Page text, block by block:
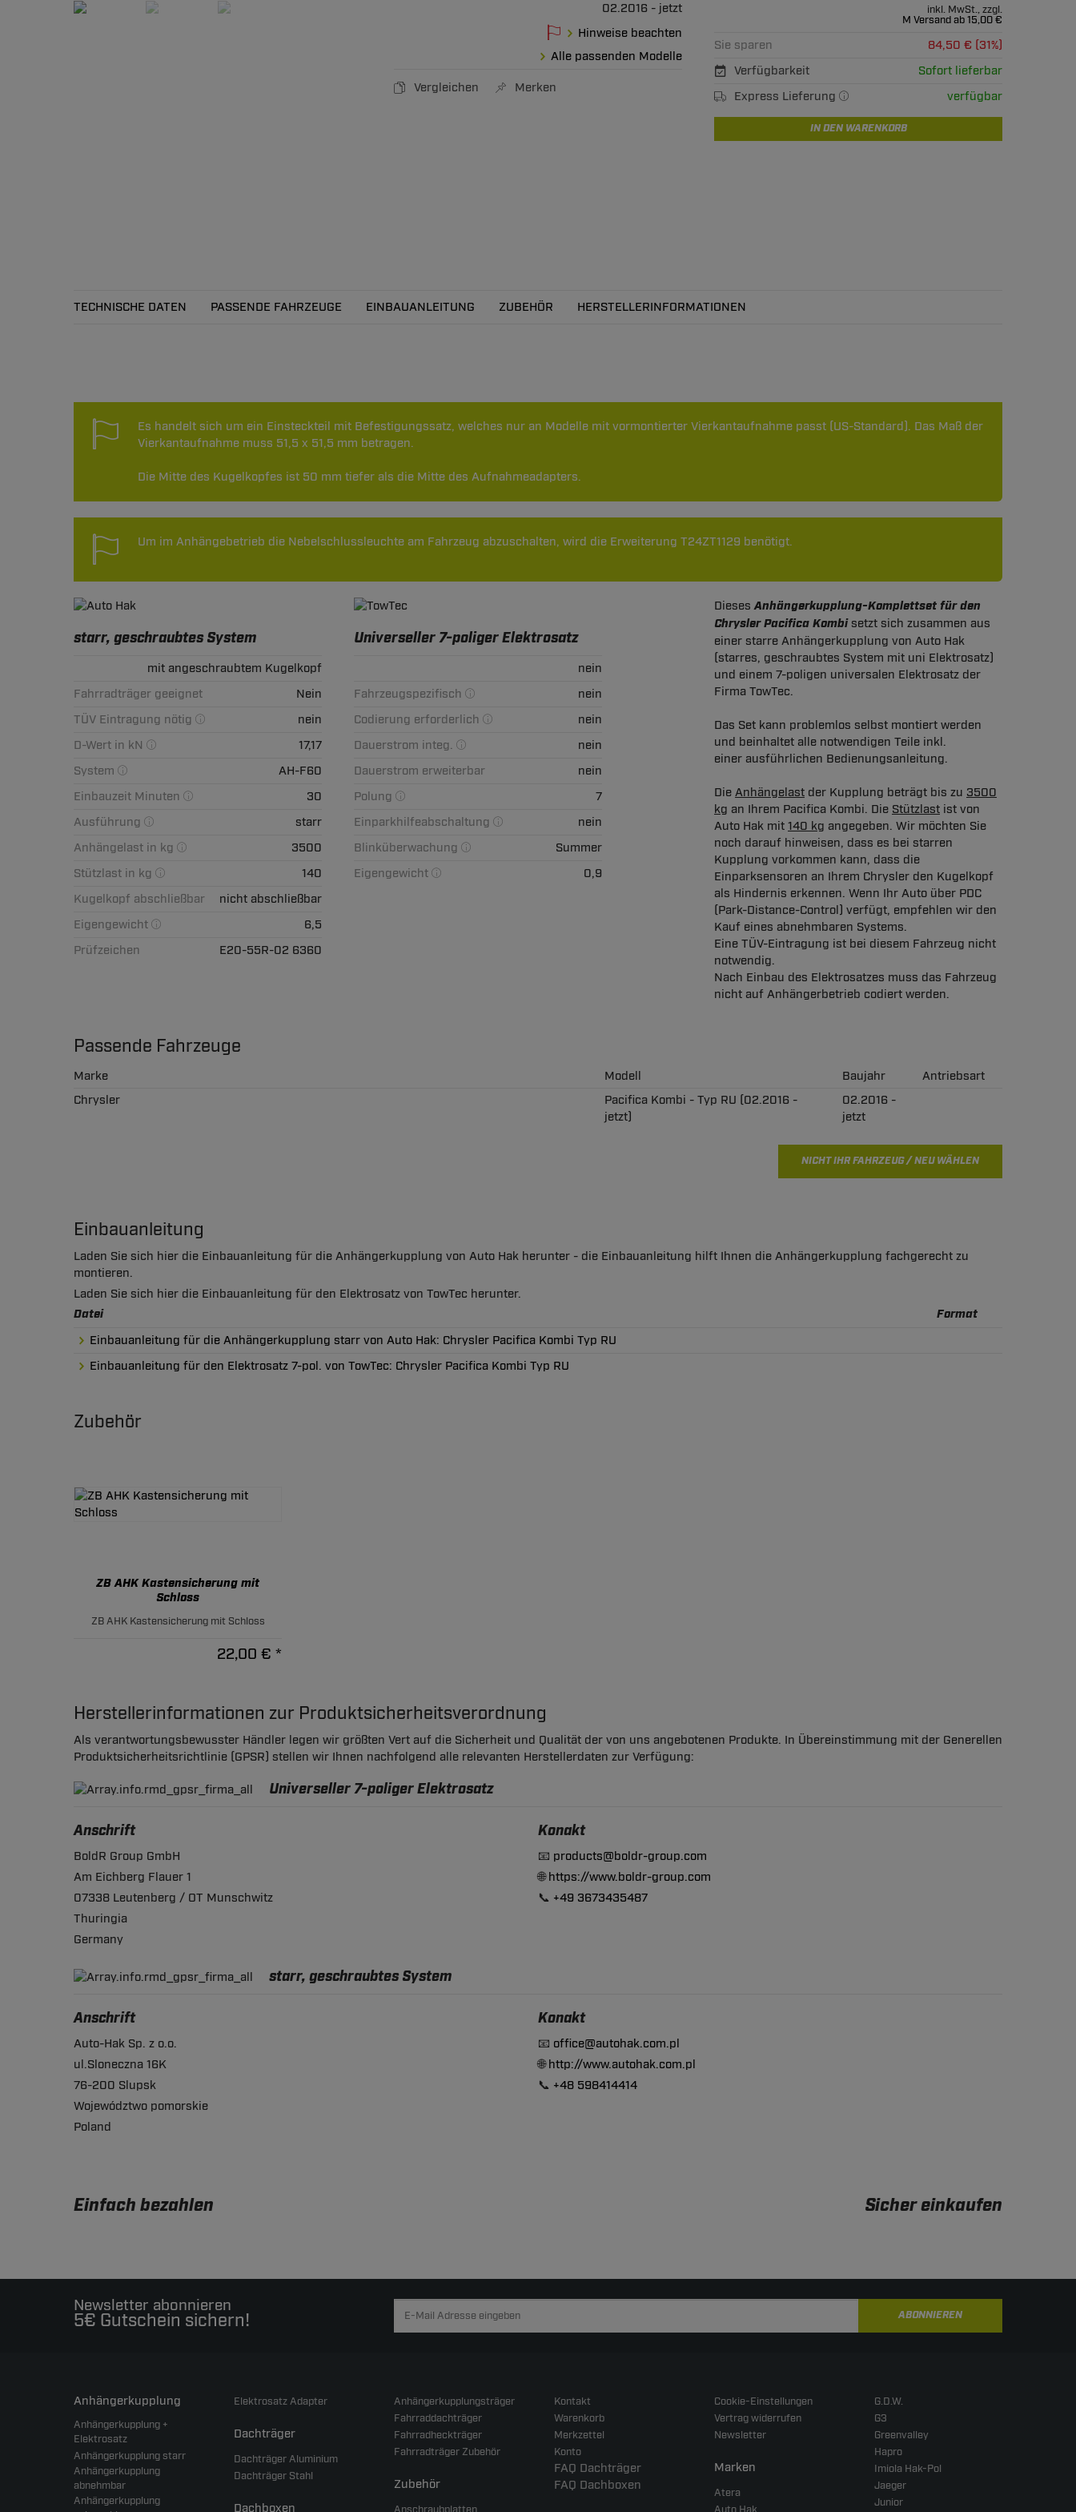
02.2016 - jetzt
Hinweise beachten
Alle passenden Modelle
Vergleichen Merken
inkl. MwSt., zzgl.
M Versand ab 15,00 €
Sie sparen
84,50 € (31%)
Verfügbarkeit
Sofort lieferbar
Express Lieferung
verfügbar
IN DEN WARENKORB
TECHNISCHE DATEN PASSENDE FAHRZEUGE EINBAUANLEITUNG ZUBEHÖR HERSTELLERINFORMATIONEN
Es handelt sich um ein Einsteckteil mit Befestigungssatz, welches nur an Modelle mit vormontierter Vierkantaufnahme passt (US-Standard). Das Maß der
Vierkantaufnahme muss 51,5 x 51,5 mm betragen.
Die Mitte des Kugelkopfes ist 50 mm tiefer als die Mitte des Aufnahmeadapters.
Um im Anhängebetrieb die Nebelschlussleuchte am Fahrzeug abzuschalten, wird die Erweiterung T24ZT1129 benötigt.
starr, geschraubtes System
mit angeschraubtem Kugelkopf
Fahrradträger geeignet
Nein
TÜV Eintragung nötig
nein
D-Wert in kN
17,17
System
AH-F60
Einbauzeit Minuten
30
Ausführung
starr
Anhängelast in kg
3500
Stützlast in kg
140
Kugelkopf abschließbar
nicht abschließbar
Eigengewicht
6,5
Prüfzeichen
E20-55R-02 6360
Universeller 7-poliger Elektrosatz
nein
Fahrzeugspezifisch
nein
Codierung erforderlich
nein
Dauerstrom integ.
nein
Dauerstrom erweiterbar
nein
Polung
7
Einparkhilfeabschaltung
nein
Blinküberwachung
Summer
Eigengewicht
0,9
DiesesAnhängerkupplung-Komplettset für den
Chrysler Pacifica Kombisetzt sich zusammen aus
einer starre Anhängerkupplung von Auto Hak
(starres, geschraubtes System mit uni Elektrosatz)
und einem 7-poligen universalen Elektrosatz der
Firma TowTec.
Das Set kann problemlos selbst montiert werden
und beinhaltet alle notwendigen Teile inkl.
einer ausführlichen Bedienungsanleitung.
Die Anhängelast der Kupplung beträgt bis zu 3500
kg an Ihrem Pacifica Kombi. Die Stützlast ist von
Auto Hak mit 140 kg angegeben. Wir möchten Sie
noch darauf hinweisen, dass es bei starren
Kupplung vorkommen kann, dass die
Einparksensoren an Ihrem Chrysler den Kugelkopf
als Hindernis erkennen. Wenn Ihr Auto über PDC
(Park-Distance-Control) verfügt, empfehlen wir den
Kauf eines abnehmbaren Systems.
Eine TÜV-Eintragung ist bei diesem Fahrzeug nicht
notwendig.
Nach Einbau des Elektrosatzes muss das Fahrzeug
nicht auf Anhängerbetrieb codiert werden.
Passende Fahrzeuge
Marke Modell Baujahr
Antriebsart
Chrysler
Pacifica Kombi - Typ RU (02.2016 -
jetzt)
02.2016 -
jetzt
NICHT IHR FAHRZEUG / NEU WÄHLEN
Einbauanleitung
Laden Sie sich hier die Einbauanleitung für die Anhängerkupplung von Auto Hak herunter - die Einbauanleitung hilft Ihnen die Anhängerkupplung fachgerecht zu
montieren.
Laden Sie sich hier die Einbauanleitung für den Elektrosatz von TowTec herunter.
Datei Format
Einbauanleitung für die Anhängerkupplung starr von Auto Hak: Chrysler Pacifica Kombi Typ RU
Einbauanleitung für den Elektrosatz 7-pol. von TowTec: Chrysler Pacifica Kombi Typ RU
Zubehör
ZB AHK Kastensicherung mit
Schloss
ZB AHK Kastensicherung mit Schloss
22,00 € *
Herstellerinformationen zur Produktsicherheitsverordnung
Als verantwortungsbewusster Händler legen wir größten Vert auf die Sicherheit und Qualität der von uns angebotenen Produkte. In Übereinstimmung mit der Generellen
Produktsicherheitsrichtlinie (GPSR) stellen wir Ihnen nachfolgend alle relevanten Herstellerdaten zur Verfügung:
Universeller 7-poliger Elektrosatz
Anschrift
BoldR Group GmbH
Am Eichberg Flauer 1
07338 Leutenberg / OT Munschwitz
Thuringia
Germany
Konakt
📧 products@boldr-group.com
🌐https://www.boldr-group.com
📞 +49 3673435487
starr, geschraubtes System
Anschrift
Auto-Hak Sp. z o.o.
ul.Sloneczna 16K
76-200 Slupsk
Województwo pomorskie
Poland
Konakt
📧 office@autohak.com.pl
🌐http://www.autohak.com.pl
📞 +48 598414414
Einfach bezahlen Sicher einkaufen
Newsletter abonnieren
5€ Gutschein sichern! ABONNIEREN
Anhängerkupplung
Anhängerkupplung +
Elektrosatz
Anhängerkupplung starr
Anhängerkupplung
abnehmbar
Anhängerkupplung
Elektrosatz Adapter
Dachträger
Dachträger Aluminium
Dachträger Stahl
Dachboxen
Anhängerkupplungsträger
Fahrraddachträger
Fahrradheckträger
Fahrradträger Zubehör
Zubehör
Kontakt
Warenkorb
Merkzettel
Konto
FAQ Dachträger
FAQ Dachboxen
Cookie-Einstellungen
Vertrag widerrufen
Newsletter
Marken
Atera
G.D.W.
G3
Greenvalley
Hapro
Imiola Hak-Pol
Jaeger
Junior